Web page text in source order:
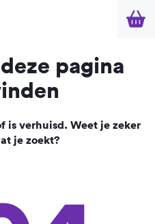
pagina
is verhuisd. Weet je zeker
je zoekt?